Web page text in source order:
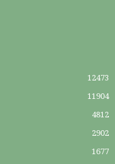
12473
11904
4812
2902
1677